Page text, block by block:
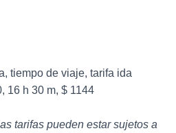
tiempo de viaje, tarifa ida
16 h 30 m, $ 1144
tarifas pueden estar sujetos a